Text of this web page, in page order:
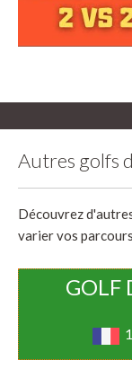
Autres golfs
Découvrez
varier vos
GOLF